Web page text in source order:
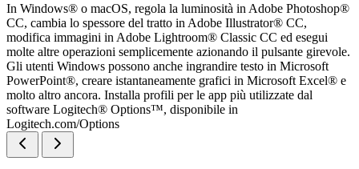
In Windows® o macOS, regola la luminosità in Adobe Photoshop®
CC, cambia lo spessore del tratto in Adobe Illustrator® CC,
modifica immagini in Adobe Lightroom® Classic CC ed esegui
molte altre operazioni semplicemente azionando il pulsante girevole.
Gli utenti Windows possono anche ingrandire testo in Microsoft
PowerPoint®, creare istantaneamente grafici in Microsoft Excel® e
molto altro ancora. Installa profili per le app più utilizzate dal
software Logitech® Options™, disponibile in
Logitech.com/Options